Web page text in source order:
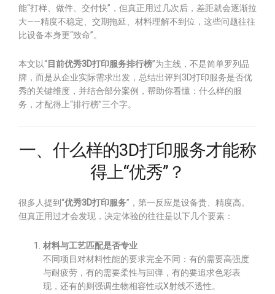
能“打样、做件、交付快”，但真正用过几次后，差距就会逐渐拉
大——精度不稳定、交期拖延、材料理解不到位，这些问题往往
比设备本身更“致命”。
本文以“目前优秀3D打印服务排行榜”为主线，不是简单罗列品
牌，而是从企业实际需求出发，总结出评判3D打印服务是否优
秀的关键维度，并结合部分案例，帮助你看懂：什么样的服
务，才配得上“排行榜”三个字。
一、什么样的3D打印服务才能称
得上“优秀”？
很多人提到“优秀3D打印服务”，第一反应是设备贵、精度高。
但真正用过才会发现，决定体验的往往是以下几个要素：
材料与工艺匹配是否专业
不同项目对材料性能的要求完全不同：有的需要高强度
与耐疲劳，有的需要柔性与回弹，有的要追求色彩表
现，还有的则强调生物相容性或X射线不透性。